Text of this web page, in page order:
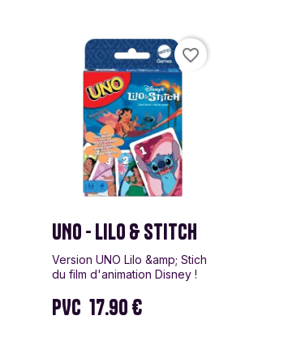
UNO - LILO & STITCH
Version UNO Lilo &amp; Stich
du film d'animation Disney !
PVC 17.90 €
favorite_border